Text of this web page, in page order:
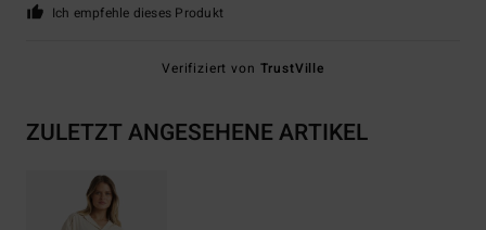
Ich empfehle dieses Produkt
Verifiziert von TrustVille
ZULETZT ANGESEHENE ARTIKEL